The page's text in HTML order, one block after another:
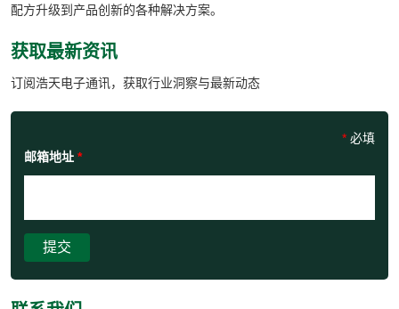
配方升级到产品创新的各种解决方案。
获取最新资讯
订阅浩天电子通讯，获取行业洞察与最新动态
* 必填
邮箱地址 *
提交